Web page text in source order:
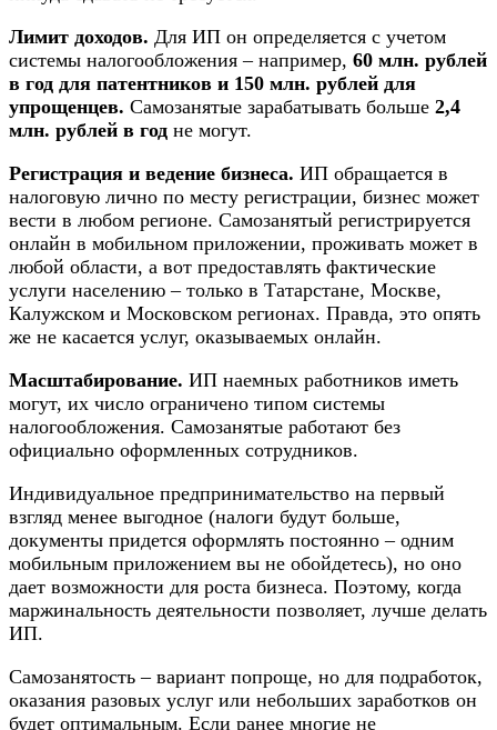
Лимит доходов. Для ИП он определяется с учетом
системы налогообложения – например, 60 млн. рублей
в год для патентников и 150 млн. рублей для
упрощенцев. Самозанятые зарабатывать больше 2,4
млн. рублей в год не могут.
Регистрация и ведение бизнеса. ИП обращается в
налоговую лично по месту регистрации, бизнес может
вести в любом регионе. Самозанятый регистрируется
онлайн в мобильном приложении, проживать может в
любой области, а вот предоставлять фактические
услуги населению – только в Татарстане, Москве,
Калужском и Московском регионах. Правда, это опять
же не касается услуг, оказываемых онлайн.
Масштабирование. ИП наемных работников иметь
могут, их число ограничено типом системы
налогообложения. Самозанятые работают без
официально оформленных сотрудников.
Индивидуальное предпринимательство на первый
взгляд менее выгодное (налоги будут больше,
документы придется оформлять постоянно – одним
мобильным приложением вы не обойдетесь), но оно
дает возможности для роста бизнеса. Поэтому, когда
маржинальность деятельности позволяет, лучше делать
ИП.
Самозанятость – вариант попроще, но для подработок,
оказания разовых услуг или небольших заработков он
будет оптимальным. Если ранее многие не